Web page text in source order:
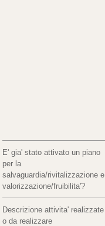
E' gia' stato attivato un piano
per la
salvaguardia/rivitalizzazione e
valorizzazione/fruibilita'?
Descrizione attivita' realizzate
o da realizzare